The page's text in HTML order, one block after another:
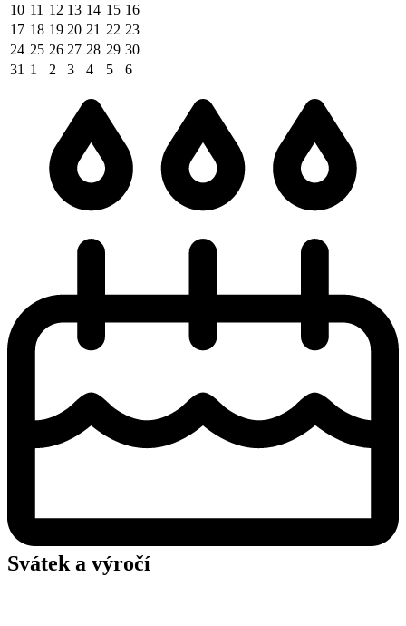
10 11 12 13 14 15 16
17 18 19 20 21 22 23
24 25 26 27 28 29 30
31 1 2 3 4 5 6
Svátek a výročí